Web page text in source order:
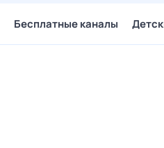
Бесплатные каналы